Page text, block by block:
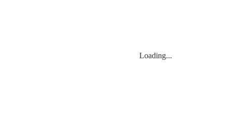
Loading...
Loading...